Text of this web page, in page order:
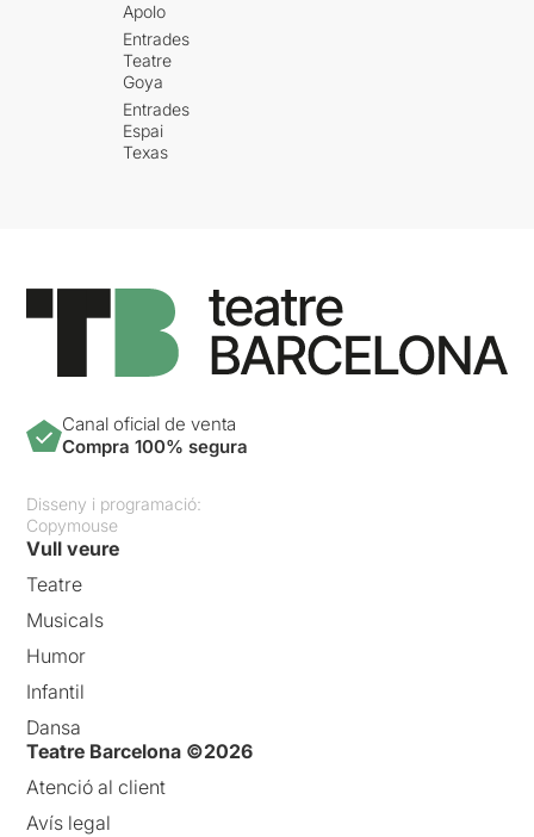
Apolo
Entrades
Teatre
Goya
Entrades
Espai
Texas
Canal oficial de venta
Compra 100% segura
Disseny i programació:
Copymouse
Vull veure
Teatre
Musicals
Humor
Infantil
Dansa
Teatre Barcelona ©2026
Atenció al client
Avís legal